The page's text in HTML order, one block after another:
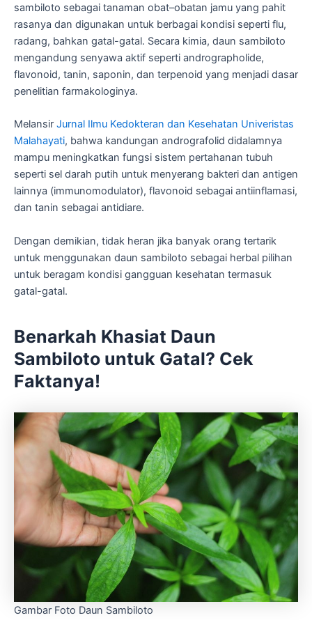
sambiloto sebagai tanaman obat–obatan jamu yang pahit
rasanya dan digunakan untuk berbagai kondisi seperti flu,
radang, bahkan gatal-gatal. Secara kimia, daun sambiloto
mengandung senyawa aktif seperti andrographolide,
flavonoid, tanin, saponin, dan terpenoid yang menjadi dasar
penelitian farmakologinya.
Melansir Jurnal Ilmu Kedokteran dan Kesehatan Univeristas
Malahayati, bahwa kandungan andrografolid didalamnya
mampu meningkatkan fungsi sistem pertahanan tubuh
seperti sel darah putih untuk menyerang bakteri dan antigen
lainnya (immunomodulator), flavonoid sebagai antiinflamasi,
dan tanin sebagai antidiare.
Dengan demikian, tidak heran jika banyak orang tertarik
untuk menggunakan daun sambiloto sebagai herbal pilihan
untuk beragam kondisi gangguan kesehatan termasuk
gatal-gatal.
Benarkah Khasiat Daun
Sambiloto untuk Gatal? Cek
Faktanya!
Gambar Foto Daun Sambiloto